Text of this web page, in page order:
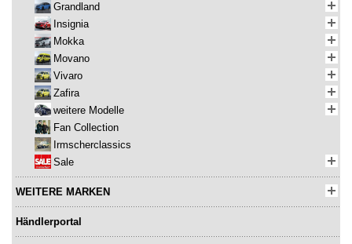
Grandland
Insignia
Mokka
Movano
Vivaro
Zafira
weitere Modelle
Fan Collection
Irmscherclassics
Sale
WEITERE MARKEN
Händlerportal